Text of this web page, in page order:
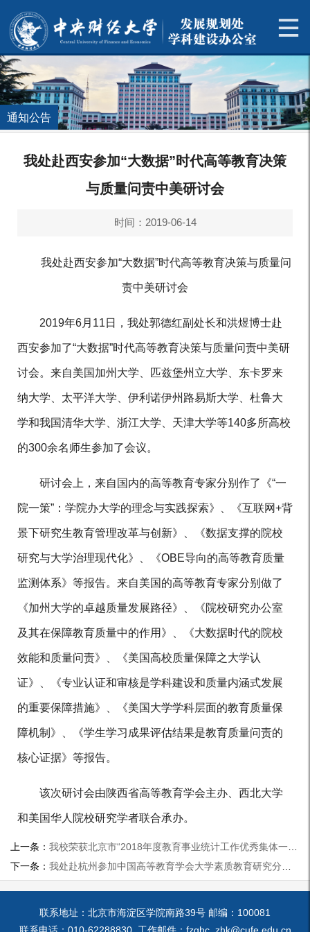
通知公告
我处赴西安参加“大数据”时代高等教育决策
与质量问责中美研讨会
时间：2019-06-14
我处赴西安参加“大数据”时代高等教育决策与质量问
责中美研讨会
2019年6月11日，我处郭德红副处长和洪煜博士赴
西安参加了“大数据”时代高等教育决策与质量问责中美研
讨会。来自美国加州大学、匹兹堡州立大学、东卡罗来
纳大学、太平洋大学、伊利诺伊州路易斯大学、杜鲁大
学和我国清华大学、浙江大学、天津大学等140多所高校
的300余名师生参加了会议。
研讨会上，来自国内的高等教育专家分别作了《“一
院一策”：学院办大学的理念与实践探索》、《互联网+背
景下研究生教育管理改革与创新》、《数据支撑的院校
研究与大学治理现代化》、《OBE导向的高等教育质量
监测体系》等报告。来自美国的高等教育专家分别做了
《加州大学的卓越质量发展路径》、《院校研究办公室
及其在保障教育质量中的作用》、《大数据时代的院校
效能和质量问责》、《美国高校质量保障之大学认
证》、《专业认证和审核是学科建设和质量内涵式发展
的重要保障措施》、《美国大学学科层面的教育质量保
障机制》、《学生学习成果评估结果是教育质量问责的
核心证据》等报告。
该次研讨会由陕西省高等教育学会主办、西北大学
和美国华人院校研究学者联合承办。
上一条： 我校荣获北京市“2018年度教育事业统计工作优秀集体一等奖”
下一条： 我处赴杭州参加中国高等教育学会大学素质教育研究分会2019年年会暨第八届大学素质教育高层论坛
联系地址：北京市海淀区学院南路39号 邮编：100081